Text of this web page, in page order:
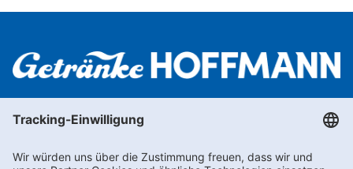
Newsletter abonnieren